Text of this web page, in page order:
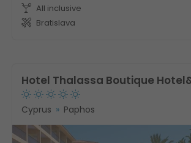
All inclusive
Bratislava
Hotel Thalassa Boutique
Cyprus Paphos